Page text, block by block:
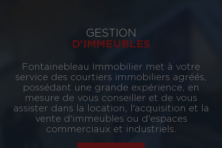
GESTION
D'IMMEUBLES
Fontainebleau Immobilier met à votre
service des courtiers immobiliers agréés,
possédant une grande expérience, en
mesure de vous conseiller et de vous
assister dans la location, l'acquisition et la
vente d'immeubles ou d'espaces
commerciaux et industriels.